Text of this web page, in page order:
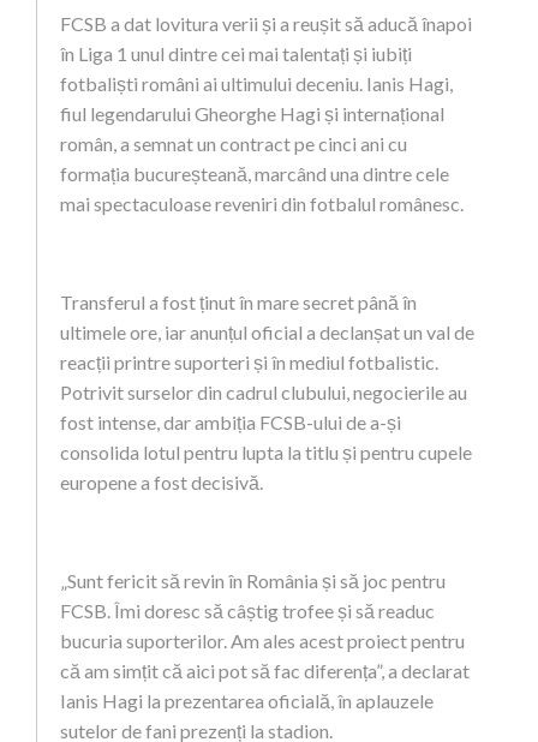
FCSB a dat lovitura verii și a reușit să aducă înapoi
în Liga 1 unul dintre cei mai talentați și iubiți
fotbaliști români ai ultimului deceniu. Ianis Hagi,
fiul legendarului Gheorghe Hagi și internațional
român, a semnat un contract pe cinci ani cu
formația bucureșteană, marcând una dintre cele
mai spectaculoase reveniri din fotbalul românesc.
Transferul a fost ținut în mare secret până în
ultimele ore, iar anunțul oficial a declanșat un val de
reacții printre suporteri și în mediul fotbalistic.
Potrivit surselor din cadrul clubului, negocierile au
fost intense, dar ambiția FCSB-ului de a-și
consolida lotul pentru lupta la titlu și pentru cupele
europene a fost decisivă.
„Sunt fericit să revin în România și să joc pentru
FCSB. Îmi doresc să câștig trofee și să readuc
bucuria suporterilor. Am ales acest proiect pentru
că am simțit că aici pot să fac diferența”, a declarat
Ianis Hagi la prezentarea oficială, în aplauzele
sutelor de fani prezenți la stadion.